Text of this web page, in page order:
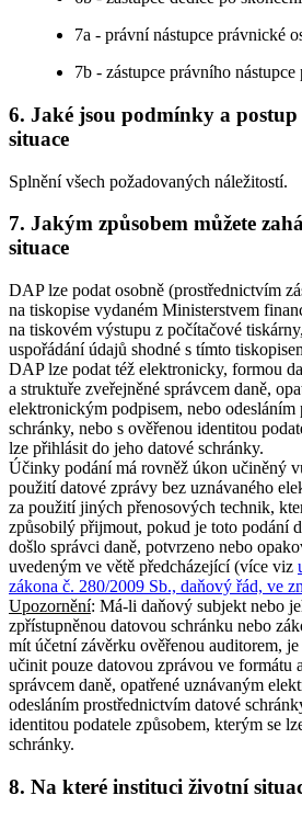
7a - právní nástupce právnické
7b - zástupce právního
6. Jaké jsou podmínky a
situace
Splnění všech požadovaných náležitostí.
7. Jakým způsobem můžete
situace
DAP lze podat osobně (prostřednictvím
na tiskopise vydaném Ministerstvem
na tiskovém výstupu z počítačové
uspořádání údajů shodné s tímto
DAP lze podat též elektronicky, formou
a struktuře zveřejněné správcem daně,
elektronickým podpisem, nebo
schránky, nebo s ověřenou identitou
lze přihlásit do jeho datové schránky.
Účinky podání má rovněž úkon učiněný
použití datové zprávy bez uznávaného
za použití jiných přenosových technik,
způsobilý přijmout, pokud je toto podání
došlo správci daně, potvrzeno nebo
uvedeným ve větě předcházející (více viz
zákona č. 280/2009 Sb., daňový řád, ve
Upozornění: Má-li daňový subjekt nebo
zpřístupněnou datovou schránku nebo
mít účetní závěrku ověřenou auditorem,
učinit pouze datovou zprávou ve formátu
správcem daně, opatřené uznávaným
odesláním prostřednictvím datové
identitou podatele způsobem, kterým se
schránky.
8. Na které instituci životní